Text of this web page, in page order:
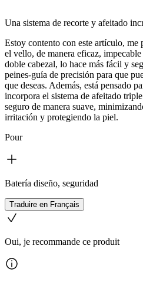
Una sistema de recorte y afeitado
Estoy contento con este artículo, me
el vello, de manera eficaz,
doble cabezal, lo hace más fácil y
peines-guía de precisión para que
que deseas. Además, está pensado
incorpora el sistema de afeitado
seguro de manera suave,
irritación y protegiendo la piel.
Pour
Batería diseño, seguridad
Traduire en Français
Oui, je recommande ce produit